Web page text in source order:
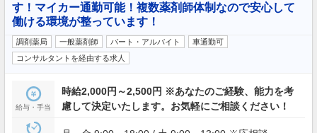
す！マイカー通勤可能！複数薬剤師体制なので安心して
働ける環境が整っています！
調剤薬局 一般薬剤師 パート・アルバイト
車通勤可
コンサルタントを経由する求人
給与・手当
時給2,000円～2,500円 ※あなたのご経験、能力を考
慮して決定いたします。お気軽にご相談ください！